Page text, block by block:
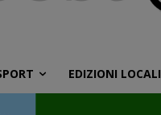
EDIZIONI LOCALI